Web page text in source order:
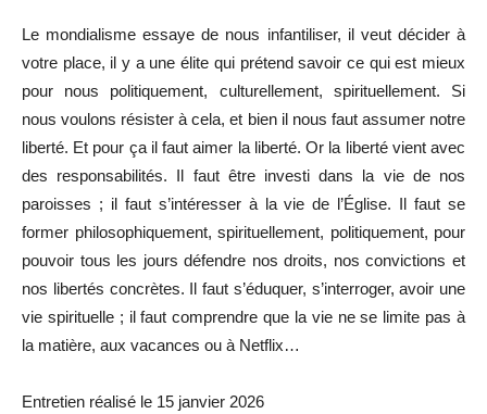
Le mondialisme essaye de nous infantiliser, il veut décider à
votre place, il y a une élite qui prétend savoir ce qui est mieux
pour nous politiquement, culturellement, spirituellement. Si
nous voulons résister à cela, et bien il nous faut assumer notre
liberté. Et pour ça il faut aimer la liberté. Or la liberté vient avec
des responsabilités. Il faut être investi dans la vie de nos
paroisses ; il faut s’intéresser à la vie de l’Église. Il faut se
former philosophiquement, spirituellement, politiquement, pour
pouvoir tous les jours défendre nos droits, nos convictions et
nos libertés concrètes. Il faut s’éduquer, s’interroger, avoir une
vie spirituelle ; il faut comprendre que la vie ne se limite pas à
la matière, aux vacances ou à Netflix…
Entretien réalisé le 15 janvier 2026